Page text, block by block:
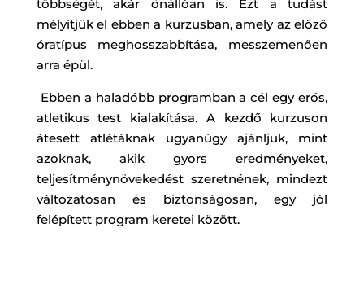
többségét, akár önállóan is. Ezt a tudást
mélyítjük el ebben a kurzusban, amely az előző
óratípus meghosszabbítása, messzemenően
arra épül.
Ebben a haladóbb programban a cél egy erős,
atletikus test kialakítása. A kezdő kurzuson
átesett atlétáknak ugyanúgy ajánljuk, mint
azoknak, akik gyors eredményeket,
teljesítménynövekedést szeretnének, mindezt
változatosan és biztonságosan, egy jól
felépített program keretei között.